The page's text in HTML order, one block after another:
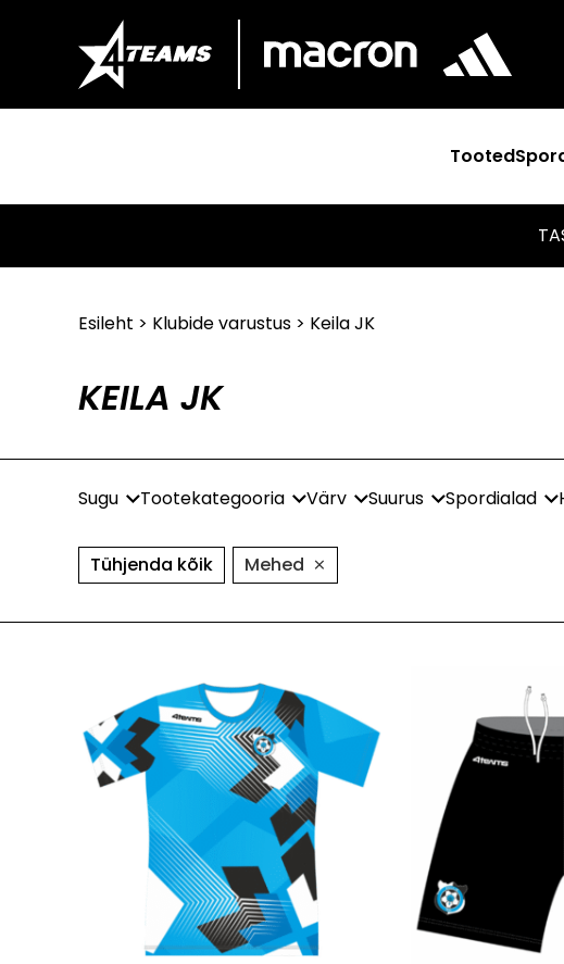
Tooted
Esileht > Klubide varustus > Keila JK
KEILA JK
Sugu Tootekategooria Värv Suurus Spordialad
Tühjenda kõik Mehed ×